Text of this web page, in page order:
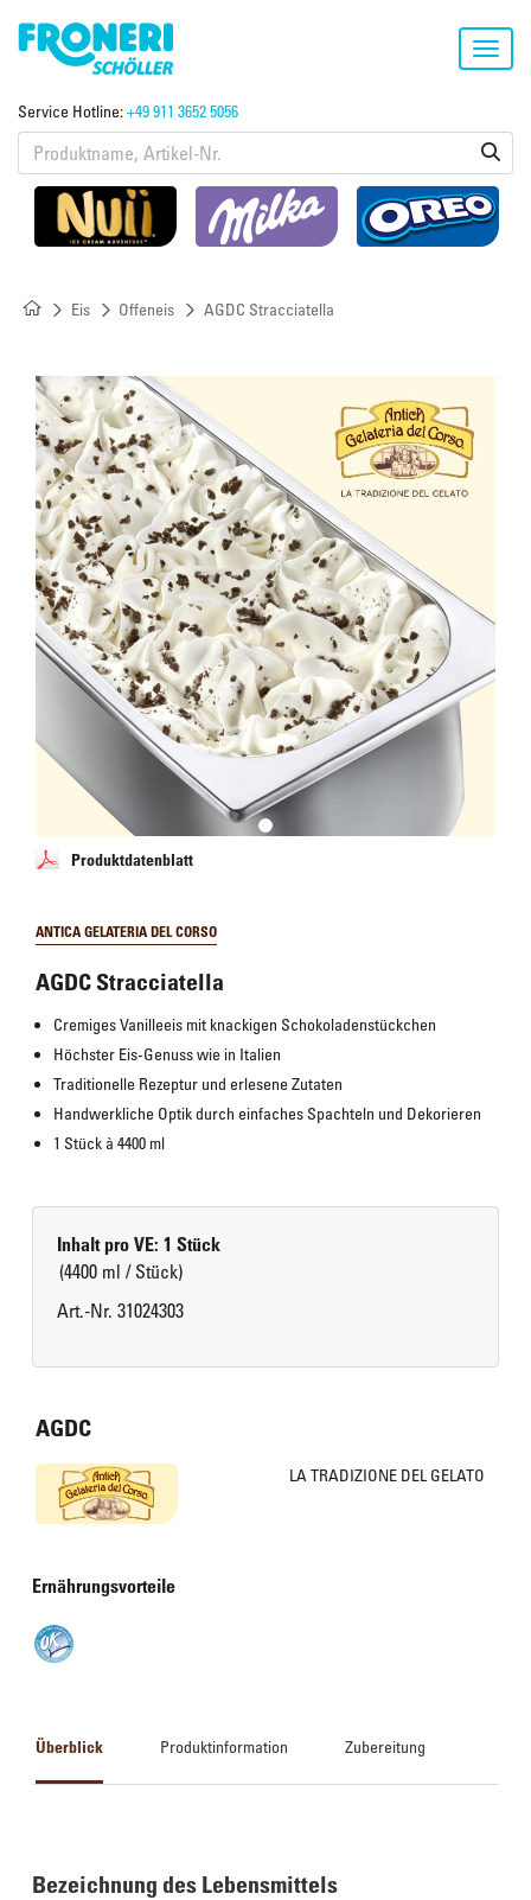
Service Hotline:+49 911 3652 5056
Eis Offeneis AGDC Stracciatella
Produktdatenblatt
ANTICA GELATERIA DEL CORSO
AGDC Stracciatella
Cremiges Vanilleeis mit knackigen Schokoladenstückchen
Höchster Eis-Genuss wie in Italien
Traditionelle Rezeptur und erlesene Zutaten
Handwerkliche Optik durch einfaches Spachteln und Dekorieren
1 Stück à 4400 ml
Inhalt pro VE: 1 Stück
(4400 ml / Stück)
Art.-Nr. 31024303
AGDC
LA TRADIZIONE DEL GELATO
Ernährungsvorteile
Überblick Produktinformation Zubereitung
Bezeichnung des Lebensmittels